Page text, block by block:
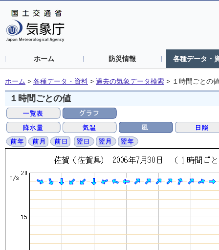
ホーム 防災情報 各種データ・
ホーム > 各種データ・資料 > 過去の気象データ検索 > １時間ごとの
１時間ごとの値